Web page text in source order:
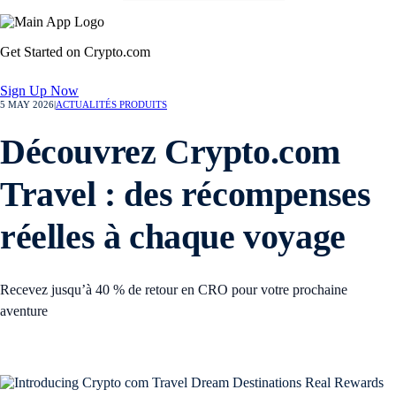
Get Started on Crypto.com
Sign Up Now
5 MAY 2026 ACTUALITÉS PRODUITS
Découvrez Crypto.com
Travel : des récompenses
réelles à chaque voyage
Recevez jusqu’à 40 % de retour en CRO pour votre prochaine
aventure